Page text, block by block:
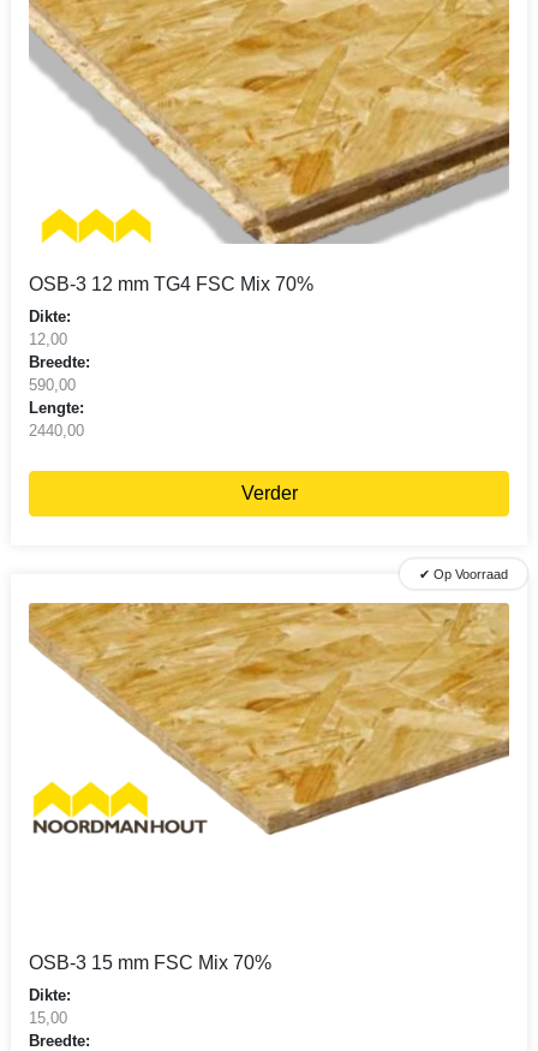
OSB-3 12 mm TG4 FSC Mix 70%
Dikte:
12,00
Breedte:
590,00
Lengte:
2440,00
Verder
✔ Op Voorraad
OSB-3 15 mm FSC Mix 70%
Dikte:
15,00
Breedte: